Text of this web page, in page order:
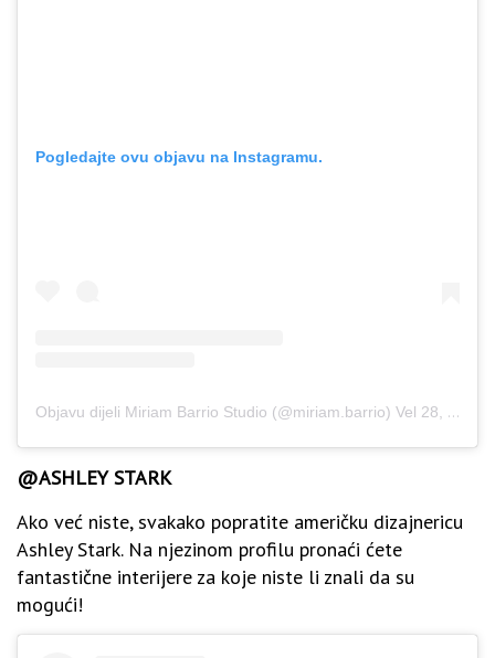
Pogledajte ovu objavu na Instagramu.
Objavu dijeli Miriam Barrio Studio (@miriam.barrio) Vel 28, 2018 u 12:25 PST
@ASHLEY STARK
Ako već niste, svakako popratite američku dizajnericu
Ashley Stark. Na njezinom profilu pronaći ćete
fantastične interijere za koje niste li znali da su
mogući!